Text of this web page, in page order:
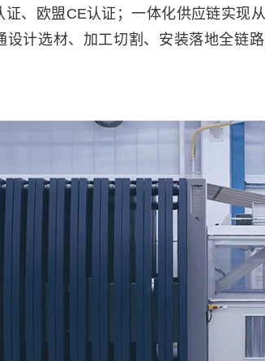
、欧盟CE认证；一体化供应链实现
设计选材、加工切割、安装落地全链